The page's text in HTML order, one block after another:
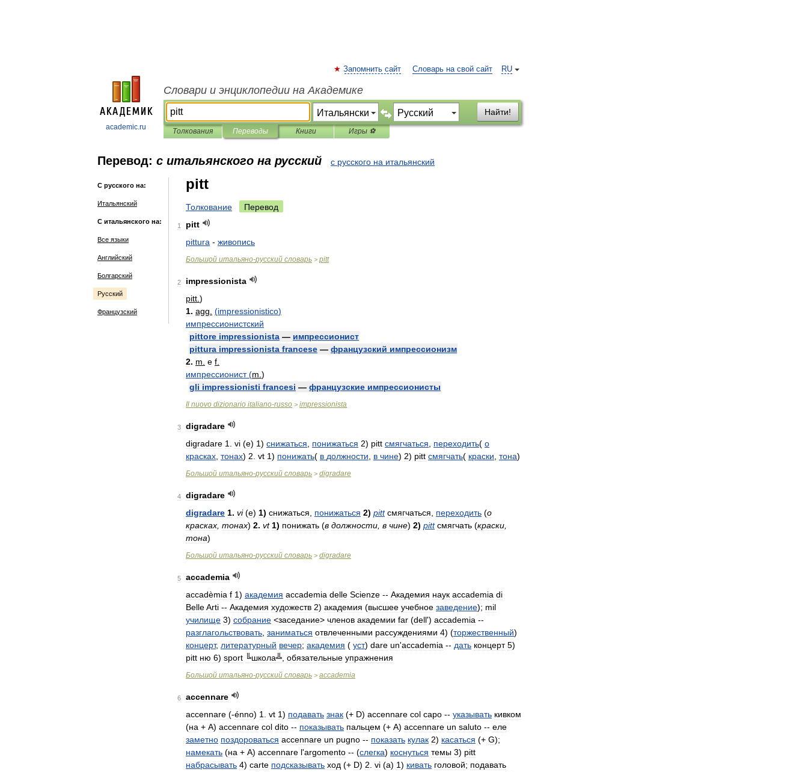
academic.ru
RU
Запомнить сайт Словарь на свой сайт
Словари и энциклопедии на Академике
Найти!
Толкования Переводы Книги Игры ⚽
Перевод: с итальянского на русский с русского на итальянский
С русского на:
Итальянский
С итальянского на:
Все языки
Английский
Болгарский
Русский
Французский
pitt
Толкование Перевод
1
pitt
pittura - живопись
Большой итальяно-русский словарь > pitt
2
impressionista
pitt )
1. agg (impressionistico)
импрессионистский
pittore impressionista — импрессионист
pittura impressionista francese — французский импрессионизм
2. m e f
импрессионист(m )
gli impressionisti francesi — французские импрессионисты
Il nuovo dizionario italiano-russo > impressionista
3
digradare
digradare 1 vi (e) 1) снижаться понижаться 2) pitt смягчаться переходить( о
красках тонах) 2 vt 1) понижать( в должности в чине) 2) pitt смягчать( краски тона)
Большой итальяно-русский словарь > digradare
4
digradare
digradare 1. vi(e) 1) снижаться понижаться 2) pitt смягчаться переходить (о
красках тонах) 2. vt 1) понижать (в должности в чине) 2) pitt смягчать (краски
тона)
Большой итальяно-русский словарь > digradare
5
accademia
accadèmia f 1) академия accademia delle Scienze -- Академия наук accademia di
BelleArti -- Академия художеств 2) академия (высшее учебное заведение); mil
училище 3) собрание <заседание> членов академии far (dell') accademia --
разглагольствовать заниматься отвлеченными рассуждениями 4) (торжественный)
концерт, литературный вечер; академия ( уст) dare un'accademia -- дать концерт 5)
pitt ню 6) sport ╚школа╩ обязательные упражнения
Большой итальяно-русский словарь > accademia
6
accennare
accennare (-énno) 1 vt 1) подавать знак (+ D) accennare col capo -- указывать кивком
(на + A) accennare col dito -- показывать пальцем (+ A) accennare un saluto -- еле
заметно поздороваться accennare un pugno -- показать кулак 2) касаться (+ G);
намекать (на + A) accennare l'argomento -- (слегка) коснуться темы 3) pitt
набрасывать 4) carte подсказывать ход (+ D) 2 vi (a) 1) кивать головой; подавать